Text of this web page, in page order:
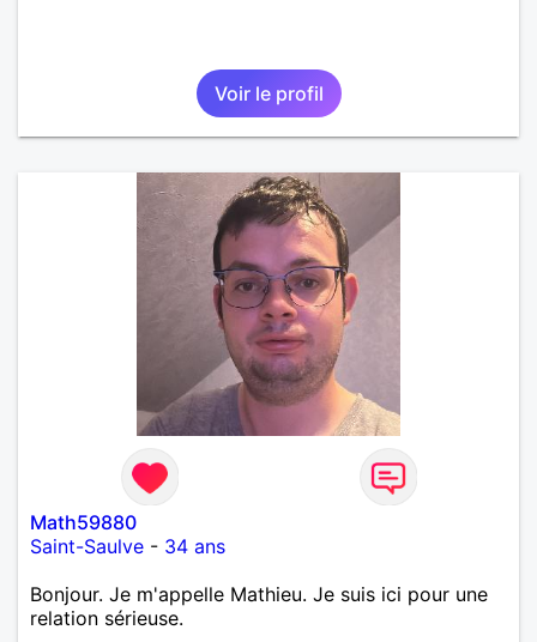
Voir le profil
Math59880
Saint-Saulve - 34 ans
Bonjour. Je m'appelle Mathieu. Je suis ici pour une
relation sérieuse.